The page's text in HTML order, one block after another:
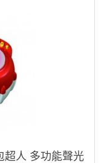
超人 多功能聲光